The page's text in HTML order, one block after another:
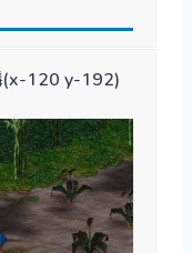
(x-120 y-192)